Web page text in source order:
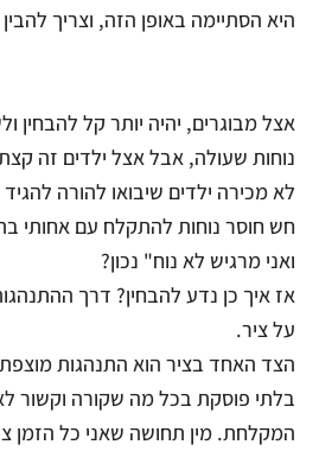
היא הסתיימה באופן הזה, וצריך
אצל מבוגרים, יהיה יותר קל להבחין
נוחות שעולה, אבל אצל ילדים זה
לא מכירה ילדים שיבואו להורה
חש חוסר נוחות להתקלח עם אחותי
ואני מרגיש לא נוח" נכון?
אז איך כן נדע להבחין? דרך
על ציר.
הצד האחד בציר הוא התנהגות
בלתי פוסקת בכל מה שקורה וקשור
המקלחת. מין תחושה שאני כל הזמן